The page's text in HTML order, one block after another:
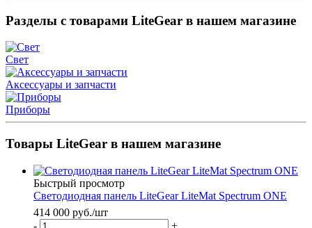
Разделы с товарами LiteGear в нашем магазине
Свет
Аксессуары и запчасти
Приборы
Товары LiteGear в нашем магазине
Быстрый просмотр
Светодиодная панель LiteGear LiteMat Spectrum ONE
414 000 руб./шт
-
+